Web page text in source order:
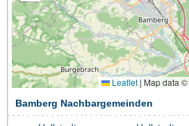
Leaflet | Map data ©
Bamberg Nachbargemeinden